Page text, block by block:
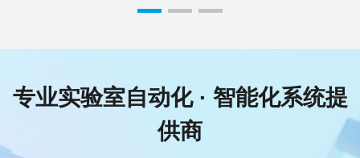
专业实验室自动化 · 智能化系统提
供商